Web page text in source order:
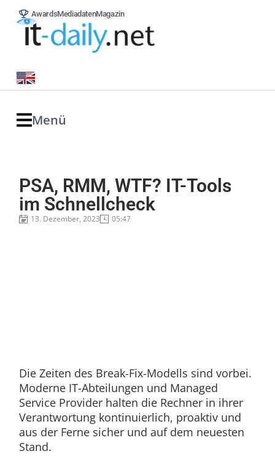
AwardsMediadatenMagazin
Menü
PSA, RMM, WTF? IT-Tools
im Schnellcheck
13. Dezember, 2023 05:47
Die Zeiten des Break-Fix-Modells sind vorbei.
Moderne IT-Abteilungen und Managed
Service Provider halten die Rechner in ihrer
Verantwortung kontinuierlich, proaktiv und
aus der Ferne sicher und auf dem neuesten
Stand.